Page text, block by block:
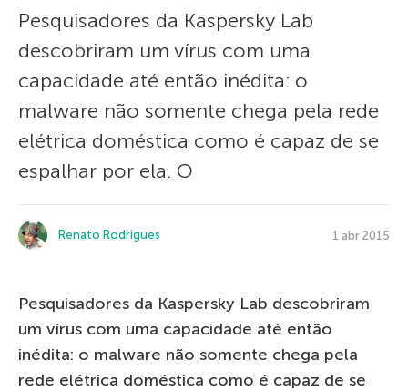
Pesquisadores da Kaspersky Lab
descobriram um vírus com uma
capacidade até então inédita: o
malware não somente chega pela rede
elétrica doméstica como é capaz de se
espalhar por ela. O
Renato Rodrigues 1 abr 2015
Pesquisadores da Kaspersky Lab descobriram
um vírus com uma capacidade até então
inédita: o malware não somente chega pela
rede elétrica doméstica como é capaz de se